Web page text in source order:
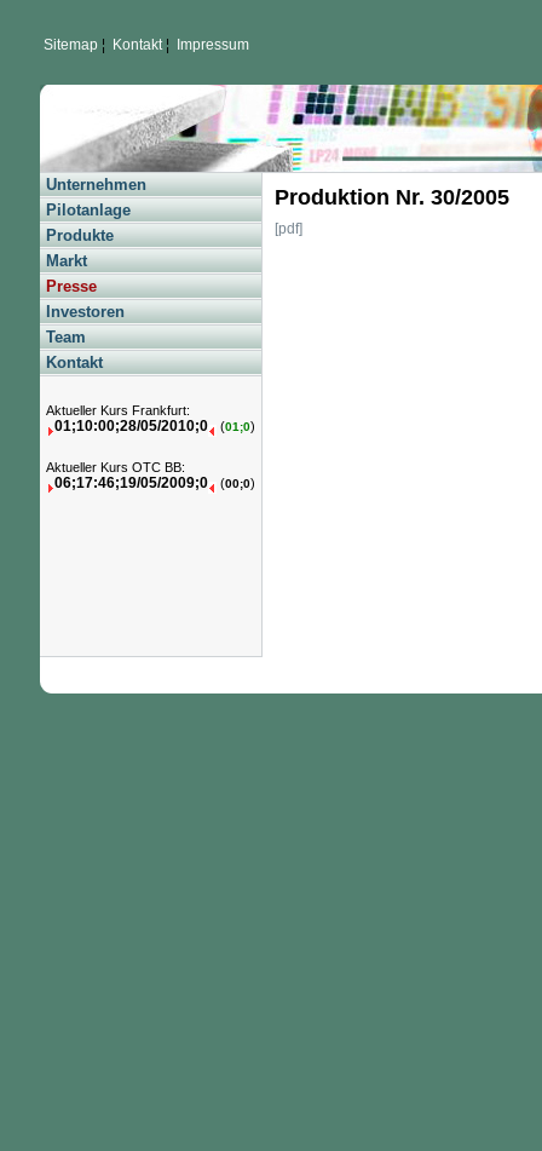
Sitemap¦ Kontakt¦ Impressum
Unternehmen
Pilotanlage
Produkte
Markt
Presse
Investoren
Team
Kontakt
Aktueller Kurs Frankfurt:
01;10:00;28/05/2010;0 (01;0)
Aktueller Kurs OTC BB:
06;17:46;19/05/2009;0 (00;0)
Produktion Nr. 30/2005
[pdf]